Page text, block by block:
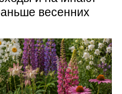
весенних